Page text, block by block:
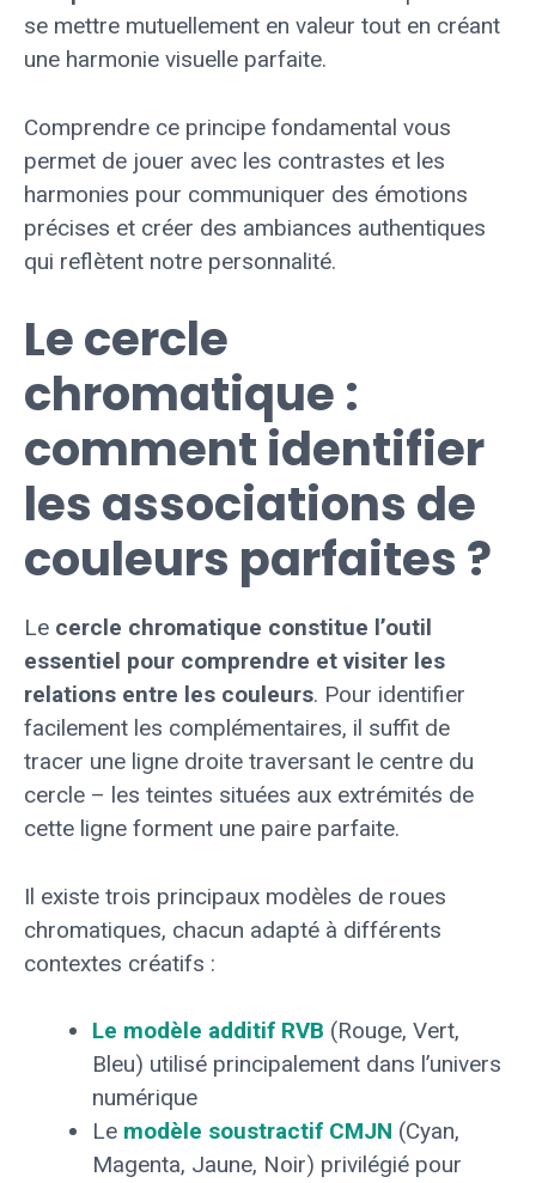
se mettre mutuellement en valeur tout en créant
une harmonie visuelle parfaite.
Comprendre ce principe fondamental vous
permet de jouer avec les contrastes et les
harmonies pour communiquer des émotions
précises et créer des ambiances authentiques
qui reflètent notre personnalité.
Le cercle
chromatique :
comment identifier
les associations de
couleurs parfaites ?
Le cercle chromatique constitue l’outil
essentiel pour comprendre et visiter les
relations entre les couleurs. Pour identifier
facilement les complémentaires, il suffit de
tracer une ligne droite traversant le centre du
cercle – les teintes situées aux extrémités de
cette ligne forment une paire parfaite.
Il existe trois principaux modèles de roues
chromatiques, chacun adapté à différents
contextes créatifs :
Le modèle additif RVB (Rouge, Vert,
Bleu) utilisé principalement dans l’univers
numérique
Le modèle soustractif CMJN (Cyan,
Magenta, Jaune, Noir) privilégié pour